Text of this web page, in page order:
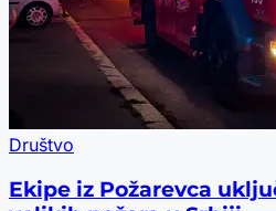
Društvo
Ekipe iz Požarevca